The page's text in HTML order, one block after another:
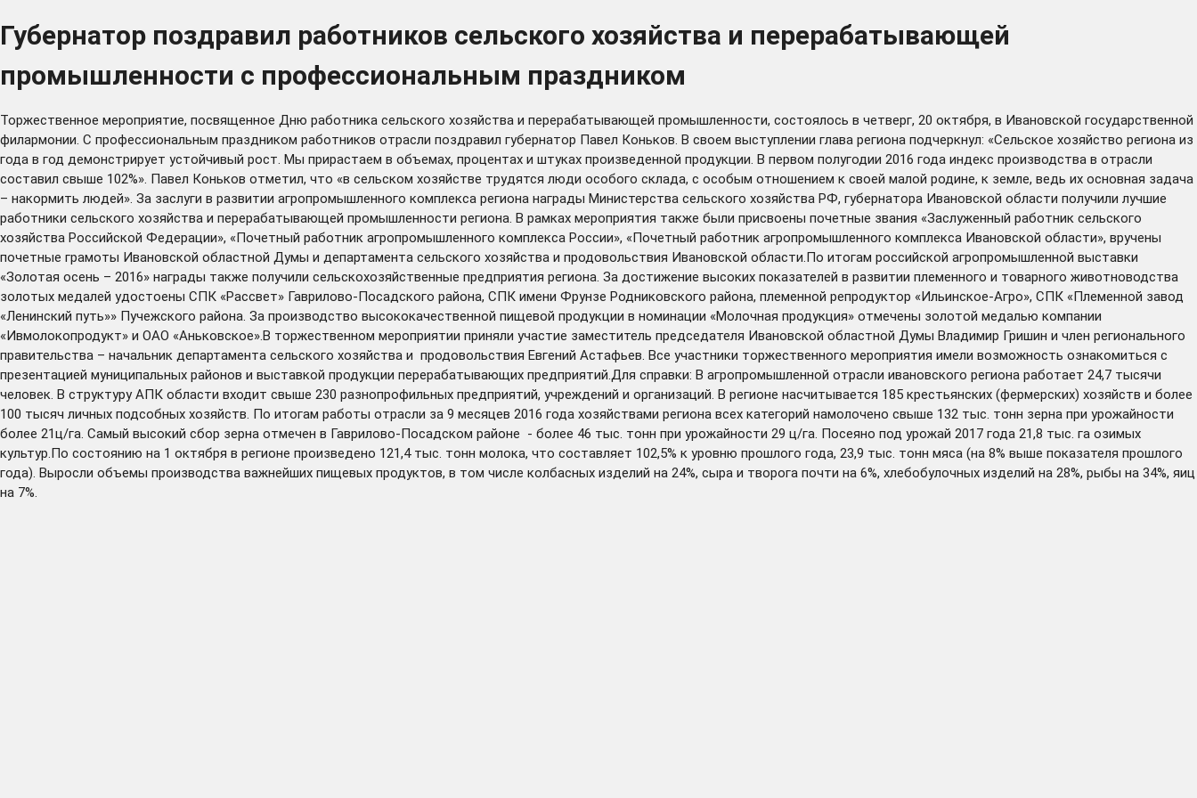
Губернатор поздравил работников сельского хозяйства и перерабатывающей
промышленности с профессиональным праздником
Торжественное мероприятие, посвященное Дню работника сельского хозяйства и перерабатывающей промышленности, состоялось в четверг, 20 октября, в Ивановской государственной
филармонии. С профессиональным праздником работников отрасли поздравил губернатор Павел Коньков. В своем выступлении глава региона подчеркнул: «Сельское хозяйство региона из
года в год демонстрирует устойчивый рост. Мы прирастаем в объемах, процентах и штуках произведенной продукции. В первом полугодии 2016 года индекс производства в отрасли
составил свыше 102%». Павел Коньков отметил, что «в сельском хозяйстве трудятся люди особого склада, с особым отношением к своей малой родине, к земле, ведь их основная задача
– накормить людей». За заслуги в развитии агропромышленного комплекса региона награды Министерства сельского хозяйства РФ, губернатора Ивановской области получили лучшие
работники сельского хозяйства и перерабатывающей промышленности региона. В рамках мероприятия также были присвоены почетные звания «Заслуженный работник сельского
хозяйства Российской Федерации», «Почетный работник агропромышленного комплекса России», «Почетный работник агропромышленного комплекса Ивановской области», вручены
почетные грамоты Ивановской областной Думы и департамента сельского хозяйства и продовольствия Ивановской области.По итогам российской агропромышленной выставки
«Золотая осень – 2016» награды также получили сельскохозяйственные предприятия региона. За достижение высоких показателей в развитии племенного и товарного животноводства
золотых медалей удостоены СПК «Рассвет» Гаврилово-Посадского района, СПК имени Фрунзе Родниковского района, племенной репродуктор «Ильинское-Агро», СПК «Племенной завод
«Ленинский путь»» Пучежского района. За производство высококачественной пищевой продукции в номинации «Молочная продукция» отмечены золотой медалью компании
«Ивмолокопродукт» и ОАО «Аньковское».В торжественном мероприятии приняли участие заместитель председателя Ивановской областной Думы Владимир Гришин и член регионального
правительства – начальник департамента сельского хозяйства и продовольствия Евгений Астафьев. Все участники торжественного мероприятия имели возможность ознакомиться с
презентацией муниципальных районов и выставкой продукции перерабатывающих предприятий.Для справки: В агропромышленной отрасли ивановского региона работает 24,7 тысячи
человек. В структуру АПК области входит свыше 230 разнопрофильных предприятий, учреждений и организаций. В регионе насчитывается 185 крестьянских (фермерских) хозяйств и более
100 тысяч личных подсобных хозяйств. По итогам работы отрасли за 9 месяцев 2016 года хозяйствами региона всех категорий намолочено свыше 132 тыс. тонн зерна при урожайности
более 21ц/га. Самый высокий сбор зерна отмечен в Гаврилово-Посадском районе - более 46 тыс. тонн при урожайности 29 ц/га. Посеяно под урожай 2017 года 21,8 тыс. га озимых
культур.По состоянию на 1 октября в регионе произведено 121,4 тыс. тонн молока, что составляет 102,5% к уровню прошлого года, 23,9 тыс. тонн мяса (на 8% выше показателя прошлого
года). Выросли объемы производства важнейших пищевых продуктов, в том числе колбасных изделий на 24%, сыра и творога почти на 6%, хлебобулочных изделий на 28%, рыбы на 34%, яиц
на 7%.